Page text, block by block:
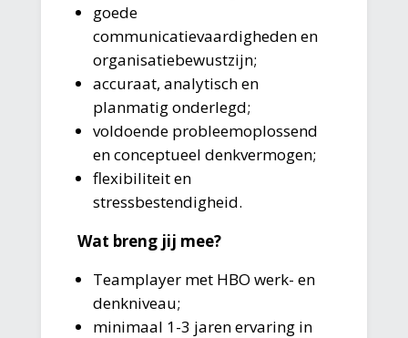
goede
communicatievaardigheden en
organisatiebewustzijn;
accuraat, analytisch en
planmatig onderlegd;
voldoende probleemoplossend
en conceptueel denkvermogen;
flexibiliteit en
stressbestendigheid.
Wat breng jij mee?
Teamplayer met HBO werk- en
denkniveau;
minimaal 1-3 jaren ervaring in